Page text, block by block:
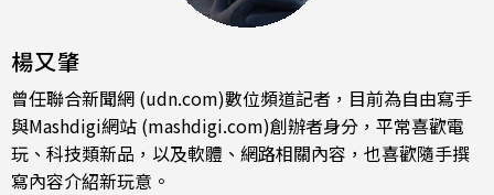
楊又肇
曾任聯合新聞網 (udn.com)數位頻道記者，目前為自由寫手
與Mashdigi網站 (mashdigi.com)創辦者身分，平常喜歡電
玩、科技類新品，以及軟體、網路相關內容，也喜歡隨手撰
寫內容介紹新玩意。